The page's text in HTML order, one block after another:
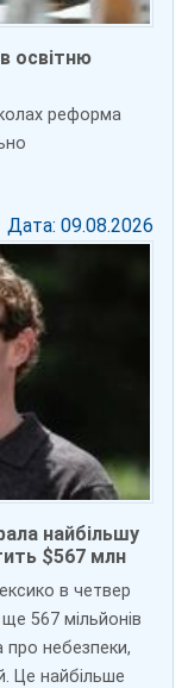
освітню
реформа
Дата: 09.08.2026
найбільшу
$567 млн
в четвер
567 мільйонів
небезпеки,
Це найбільше